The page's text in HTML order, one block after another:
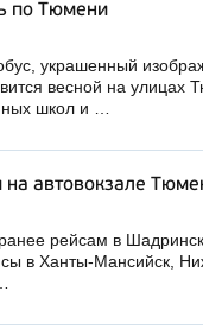
по Тюмени
украшенный
весной на улицах
школ и …
на автовокзале
рейсам в
в Ханты-Мансийск,